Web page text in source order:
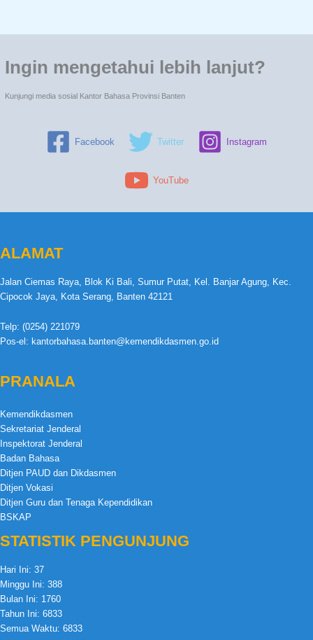
Ingin mengetahui lebih lanjut?
Kunjungi media sosial Kantor Bahasa Provinsi Banten
Facebook Twitter Instagram
YouTube
ALAMAT
Jalan Ciemas Raya, Blok Ki Bali, Sumur Putat, Kel. Banjar Agung, Kec.
Cipocok Jaya, Kota Serang, Banten 42121
Telp: (0254) 221079
Pos-el: kantorbahasa.banten@kemendikdasmen.go.id
PRANALA
Kemendikdasmen
Sekretariat Jenderal
Inspektorat Jenderal
Badan Bahasa
Ditjen PAUD dan Dikdasmen
Ditjen Vokasi
Ditjen Guru dan Tenaga Kependidikan
BSKAP
STATISTIK PENGUNJUNG
Hari Ini: 37
Minggu Ini: 388
Bulan Ini: 1760
Tahun Ini: 6833
Semua Waktu: 6833